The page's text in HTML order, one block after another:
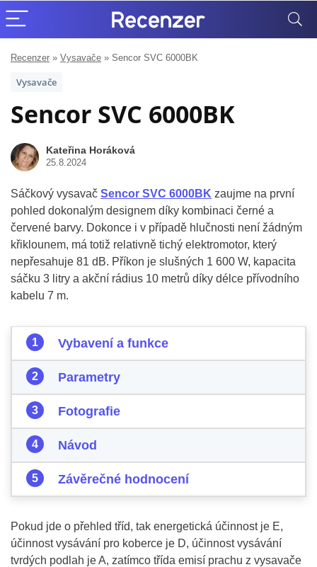
Recenzer » Vysavače » Sencor SVC 6000BK
Vysavače
Sencor SVC 6000BK
Kateřina Horáková
25.8.2024
Sáčkový vysavač Sencor SVC 6000BK zaujme na první
pohled dokonalým designem díky kombinaci černé a
červené barvy. Dokonce i v případě hlučnosti není žádným
křiklounem, má totiž relativně tichý elektromotor, který
nepřesahuje 81 dB. Příkon je slušných 1 600 W, kapacita
sáčku 3 litry a akční rádius 10 metrů díky délce přívodního
kabelu 7 m.
Vybavení a funkce
Parametry
Fotografie
Návod
Závěrečné hodnocení
Pokud jde o přehled tříd, tak energetická účinnost je E,
účinnost vysávání pro koberce je D, účinnost vysávání
tvrdých podlah je A, zatímco třída emisí prachu z vysavače